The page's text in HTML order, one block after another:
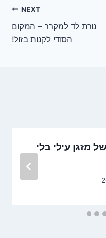
NEXT
נורת לד למקרר – המקום
הסודי לקנות בזול!
מזגן עילי בלי